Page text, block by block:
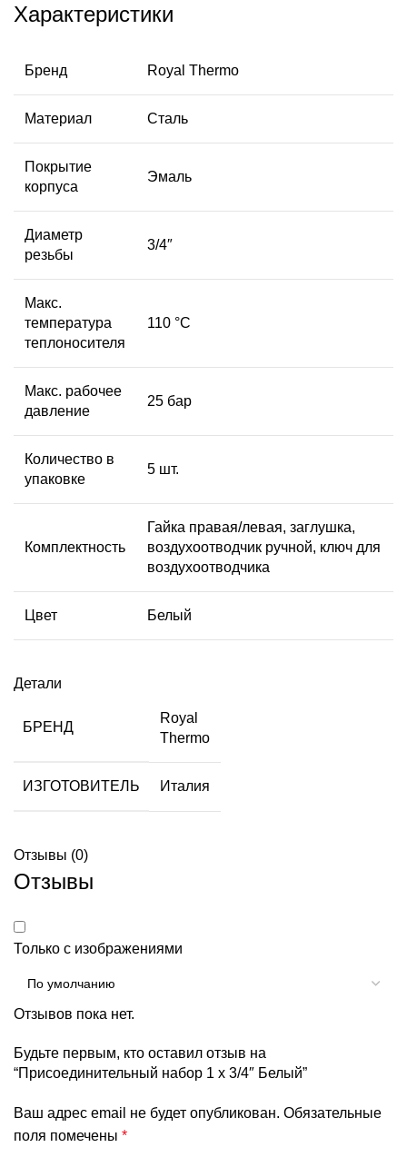
Характеристики
Бренд Royal Thermo
Материал Сталь
Покрытие
корпуса
Эмаль
Диаметр
резьбы
3/4″
Макс.
температура
теплоносителя
110 °С
Макс. рабочее
давление
25 бар
Количество в
упаковке
5 шт.
Комплектность
Гайка правая/левая, заглушка,
воздухоотводчик ручной, ключ для
воздухоотводчика
Цвет Белый
Детали
БРЕНД
Royal
Thermo
ИЗГОТОВИТЕЛЬ Италия
Отзывы (0)
Отзывы
Только с изображениями
Отзывов пока нет.
Будьте первым, кто оставил отзыв на
“Присоединительный набор 1 х 3/4″ Белый”
Ваш адрес email не будет опубликован. Обязательные
поля помечены *